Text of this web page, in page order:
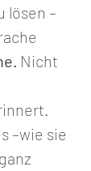
lösen –
Nicht
–wie sie